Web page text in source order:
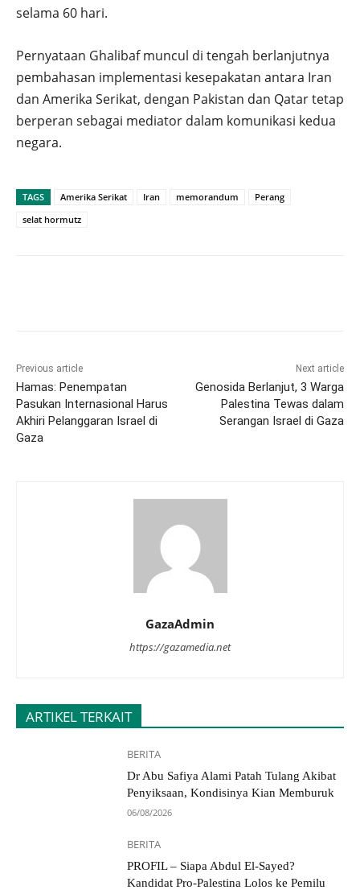
selama 60 hari.
Pernyataan Ghalibaf muncul di tengah berlanjutnya
pembahasan implementasi kesepakatan antara Iran
dan Amerika Serikat, dengan Pakistan dan Qatar tetap
berperan sebagai mediator dalam komunikasi kedua
negara.
TAGS Amerika Serikat Iran memorandum
Perang
selat hormutz
Previous article
Hamas: Penempatan
Pasukan Internasional Harus
Akhiri Pelanggaran Israel di
Gaza
Next article
Genosida Berlanjut, 3 Warga
Palestina Tewas dalam
Serangan Israel di Gaza
GazaAdmin
https://gazamedia.net
ARTIKEL TERKAIT
BERITA
Dr Abu Safiya Alami Patah Tulang Akibat
Penyiksaan, Kondisinya Kian Memburuk
06/08/2026
BERITA
PROFIL – Siapa Abdul El-Sayed?
Kandidat Pro-Palestina Lolos ke Pemilu